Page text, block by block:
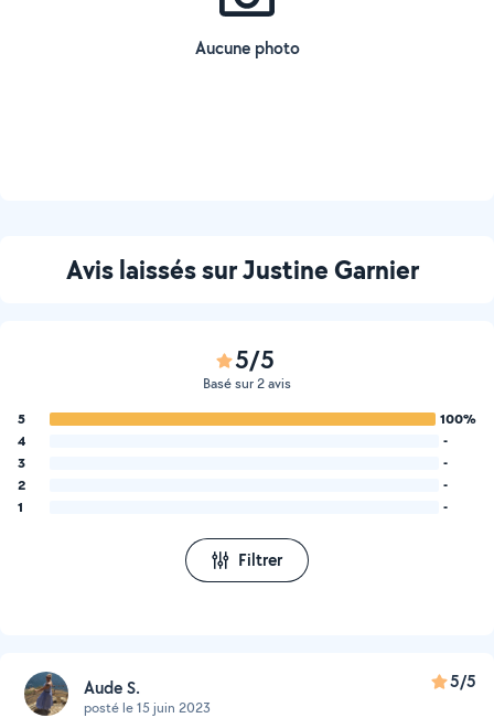
Aucune photo
Avis laissés sur Justine Garnier
5/5
Basé sur 2 avis
5
100%
4
-
3
-
2
-
1
-
Filtrer
Aude S.
posté le 15 juin 2023
5/5